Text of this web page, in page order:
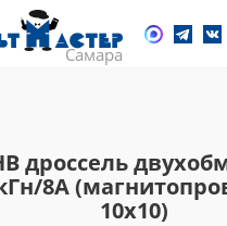
дроссель
8А
10х10)